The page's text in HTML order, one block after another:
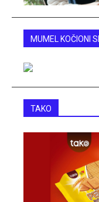
MUMEL KOČIONI
TAKO